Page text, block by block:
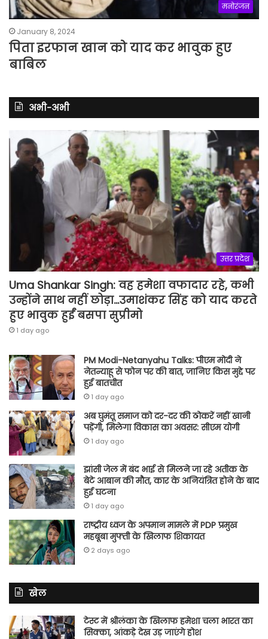
मनोरंजन
January 8, 2024
पिता इरफान खान को याद कर भावुक हुए
बाबिल
अभी-अभी
उत्तर प्रदेश
Uma Shankar Singh: वह हमेशा वफादार रहे, कभी
उन्होंने साथ नहीं छोड़ा…उमाशंकर सिंह को याद करते
हुए भावुक हुईं बसपा सुप्रीमो
1 day ago
PM Modi-Netanyahu Talks: पीएम मोदी ने
नेतन्याहू से फोन पर की बात, जानिए किस मुद्दे पर
हुई बातचीत
1 day ago
अब घुमंतू समाज को दर-दर की ठोकरें नहीं खानी
पड़ेंगी, मिलेगा विकास का अवसर: सीएम योगी
1 day ago
झांसी जेल में बंद भाई से मिलने जा रहे अतीक के
बेटे आबान की मौत, कार के अनियंत्रित होने के बाद
हुई घटना
1 day ago
राष्ट्रीय ध्वज के अपमान मामले में PDP प्रमुख
महबूबा मुफ्ती के खिलाफ शिकायत
2 days ago
खेल
टेस्ट में श्रीलंका के खिलाफ हमेशा चला भारत का
सिक्का, आंकड़े देख उड़ जाएंगे होश